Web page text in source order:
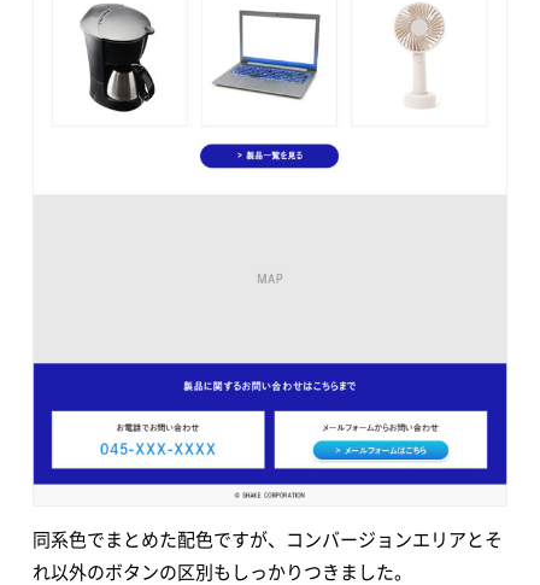
同系色でまとめた配色ですが、コンバージョンエリアとそ
れ以外のボタンの区別もしっかりつきました。